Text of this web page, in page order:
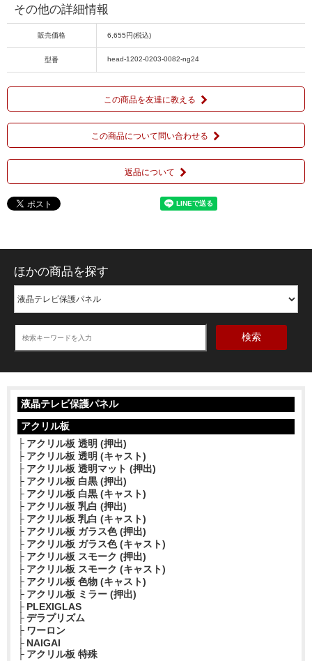
その他の詳細情報
販売価格 6,655円(税込)
型番 head-1202-0203-0082-ng24
この商品を友達に教える
この商品について問い合わせる
返品について
ほかの商品を探す
検索
液晶テレビ保護パネル
アクリル板
アクリル板 透明 (押出)
アクリル板 透明 (キャスト)
アクリル板 透明マット (押出)
アクリル板 白黒 (押出)
アクリル板 白黒 (キャスト)
アクリル板 乳白 (押出)
アクリル板 乳白 (キャスト)
アクリル板 ガラス色 (押出)
アクリル板 ガラス色 (キャスト)
アクリル板 スモーク (押出)
アクリル板 スモーク (キャスト)
アクリル板 色物 (キャスト)
アクリル板 ミラー (押出)
PLEXIGLAS
デラプリズム
ワーロン
NAIGAI
アクリル板 特殊